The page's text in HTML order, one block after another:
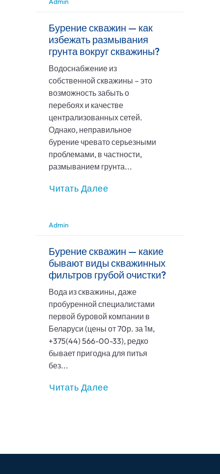
Бурение скважин — как
избежать размывания
грунта вокруг скважины?
Водоснабжение из
собственной скважины – это
возможность забыть о
перебоях и качестве
централизованных сетей.
Однако, неправильное
бурение чревато серьезными
проблемами, в частности,
размыванием грунта...
Читать Далее
Admin
Бурение скважин — какие
бывают виды скважинных
фильтров грубой очистки?
Вода из скважины, даже
пробуренной специалистами
первой буровой компании в
Беларуси (цены от 70р. за 1м,
+375(44) 566-00-33), редко
бывает пригодна для питья
без...
Читать Далее